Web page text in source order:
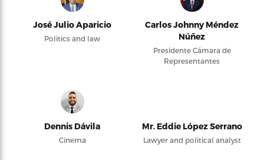
José Julio Aparicio
Politics and law
Carlos Johnny Méndez
Núñez
Presidente Cámara de
Representantes
Dennis Dávila
Cinema
Mr. Eddie López Serrano
Lawyer and political analyst